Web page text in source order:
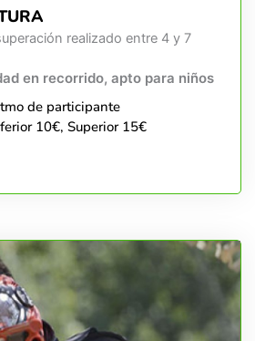
realizado entre 4 y 7
en recorrido, apto para niños
de participante
10€, Superior 15€